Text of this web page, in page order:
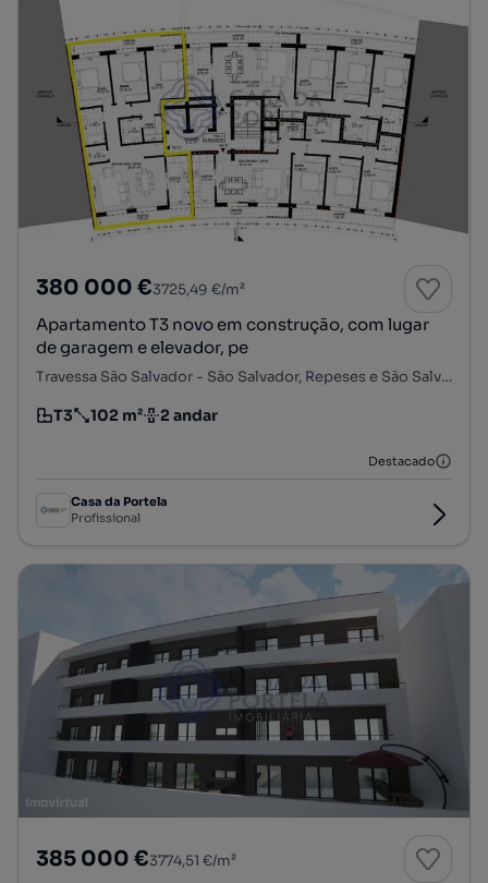
380 000 €3725,49 €/m²
Apartamento T3 novo em construção, com lugar
de garagem e elevador, pe
Travessa São Salvador - São Salvador, Repeses e São Salvador, Viseu, Viseu
Tipologia
T3
Preço por metro quadrado
102 m²
Andar 2 andar
Destacado
Casa da Portela
Profissional
385 000 €3774,51 €/m²